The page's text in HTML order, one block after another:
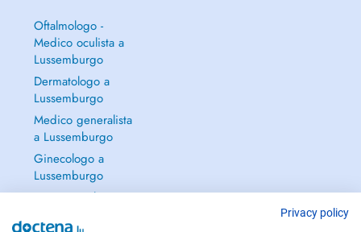
Oftalmologo -
Medico oculista a
Lussemburgo
Dermatologo a
Lussemburgo
Medico generalista
a Lussemburgo
Ginecologo a
Lussemburgo
Continua a leggere
Privacy policy